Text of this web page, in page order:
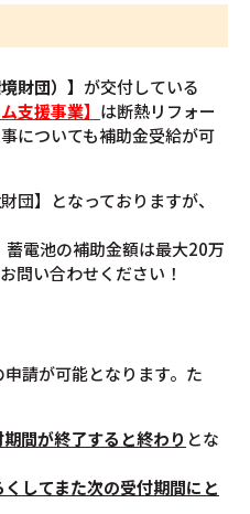
財団）】 が交付している
支援事業】 は断熱リフォー
についても補助金受給が可
団】となっておりますが、
電池の補助金額は最大20万
問い合わせください！
請が可能となります。た
間が終了すると終わり とな
してまた次の受付期間にと